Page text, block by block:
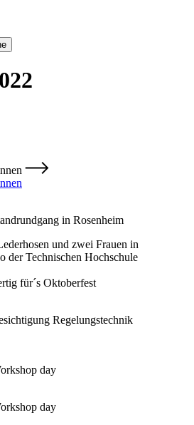
in Rosenheim
für´s Oktoberfest
Regelungstechnik
day
day